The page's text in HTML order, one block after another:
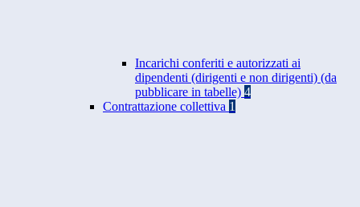
Incarichi conferiti e autorizzati ai
dipendenti (dirigenti e non dirigenti) (da
pubblicare in tabelle) 4
Contrattazione collettiva 1